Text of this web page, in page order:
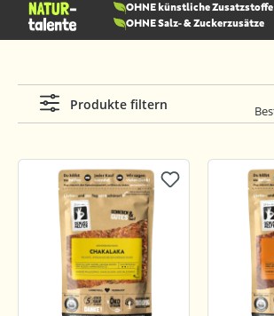
OHNE künstliche Zusatzstoffe
OHNE Salz- & Zuckerzusätze
Produkte filtern